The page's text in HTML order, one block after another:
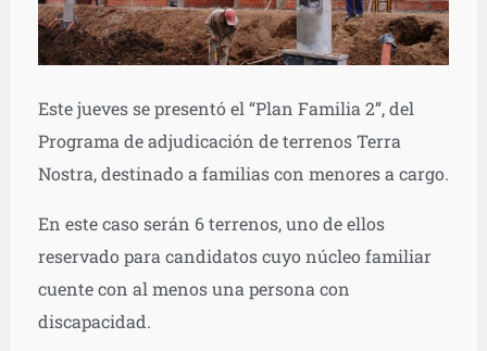
Este jueves se presentó el “Plan Familia 2”, del
Programa de adjudicación de terrenos Terra
Nostra, destinado a familias con menores a cargo.
En este caso serán 6 terrenos, uno de ellos
reservado para candidatos cuyo núcleo familiar
cuente con al menos una persona con
discapacidad.